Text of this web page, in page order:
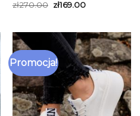
zł270.00 zł169.00
Promocja!